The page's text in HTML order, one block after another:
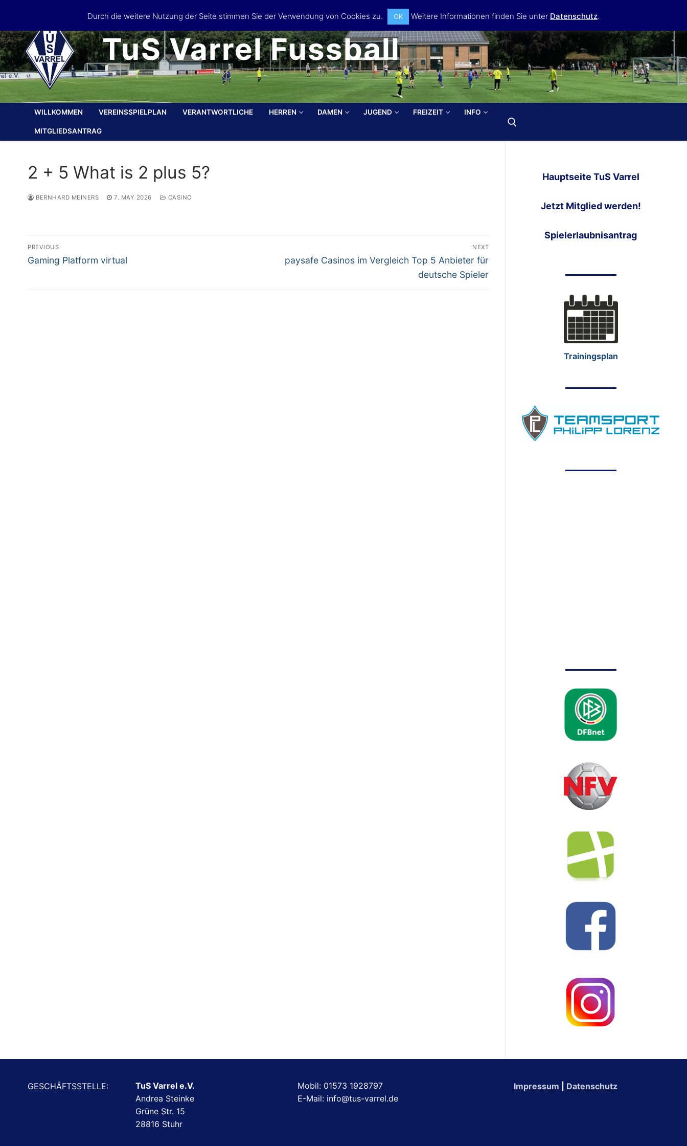
content
TuS Varrel Fussball
WILLKOMMEN VEREINSSPIELPLAN VERANTWORTLICHE HERREN DAMEN JUGEND FREIZEIT INFO
MITGLIEDSANTRAG
2 + 5 What is 2 plus 5?
BERNHARD MEINERS 7. MAY 2026 CASINO
Post
navigation
PREVIOUS
Previous
Gaming Platform virtual
NEXT
Next
paysafe Casinos im Vergleich Top 5 Anbieter für
deutsche Spieler
Hauptseite TuS Varrel
Jetzt Mitglied werden!
Spielerlaubnisantrag
Trainingsplan
GESCHÄFTSSTELLE:
TuS Varrel e.V.
Andrea Steinke
Grüne Str. 15
28816 Stuhr
Mobil: 01573 1928797
E-Mail: info@tus-varrel.de
Impressum Datenschutz
Durch die weitere Nutzung der Seite stimmen Sie der Verwendung von Cookies zu. OK Weitere Informationen finden Sie unter Datenschutz.